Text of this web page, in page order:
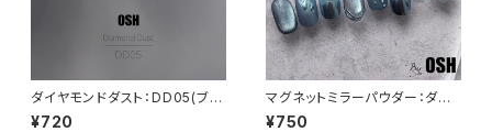
ダイヤモンドダスト：DD05(ブル
ー系)
¥720
マグネットミラーパウダー：ダス
ティーブルー
¥750